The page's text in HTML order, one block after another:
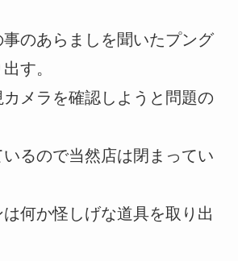
のあらましを聞いたプング
す。
メラを確認しようと問題の
るので当然店は閉まってい
何か怪しげな道具を取り出